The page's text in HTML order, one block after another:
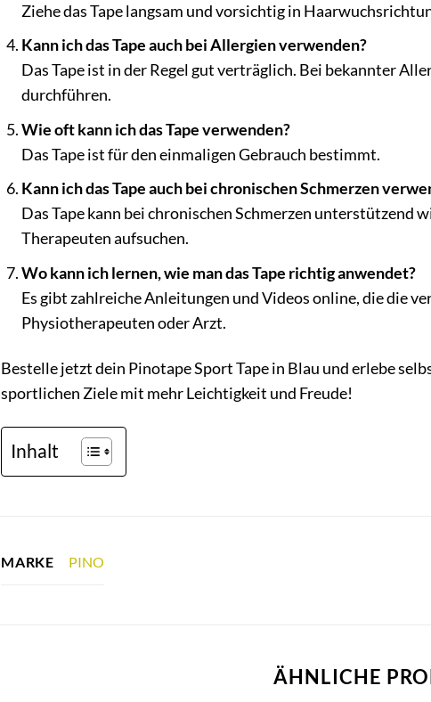
Ziehe das Tape langsam und vorsichtig in
Kann ich das Tape auch bei Allergien verwenden?
Das Tape ist in der Regel gut verträglich. Bei bekannter
durchführen.
Wie oft kann ich das Tape verwenden?
Das Tape ist für den einmaligen Gebrauch bestimmt.
Kann ich das Tape auch bei chronischen Schmerzen
Das Tape kann bei chronischen Schmerzen unterstützend
Therapeuten aufsuchen.
Wo kann ich lernen, wie man das Tape richtig anwendet?
Es gibt zahlreiche Anleitungen und Videos online, die die
Physiotherapeuten oder Arzt.
Bestelle jetzt dein Pinotape Sport Tape in Blau und erlebe
sportlichen Ziele mit mehr Leichtigkeit und Freude!
Inhalt
MARKE PINO
ÄHNLICHE